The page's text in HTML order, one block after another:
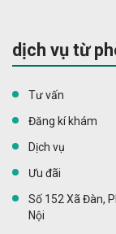
dịch vụ từ
Tư vấn
Đăng kí khám
Dịch vụ
Ưu đãi
Số 152 Xã Đàn,
Nội